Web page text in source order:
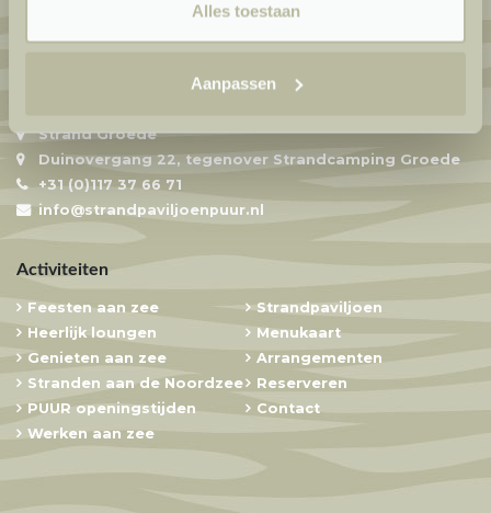
Alles toestaan
Aanpassen
Strand Groede
Duinovergang 22, tegenover Strandcamping Groede
+31 (0)117 37 66 71
info@strandpaviljoenpuur.nl
Activiteiten
Feesten aan zee
Heerlijk loungen
Genieten aan zee
Stranden aan de Noordzee
PUUR openingstijden
Werken aan zee
Strandpaviljoen
Menukaart
Arrangementen
Reserveren
Contact